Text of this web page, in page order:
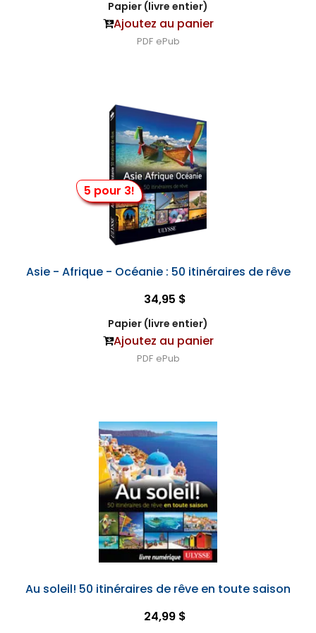
Papier (livre entier)
Ajoutez au panier
PDF ePub
5 pour 3!
Asie - Afrique - Océanie : 50 itinéraires de rêve
34,95 $
Papier (livre entier)
Ajoutez au panier
PDF ePub
Au soleil! 50 itinéraires de rêve en toute saison
24,99 $